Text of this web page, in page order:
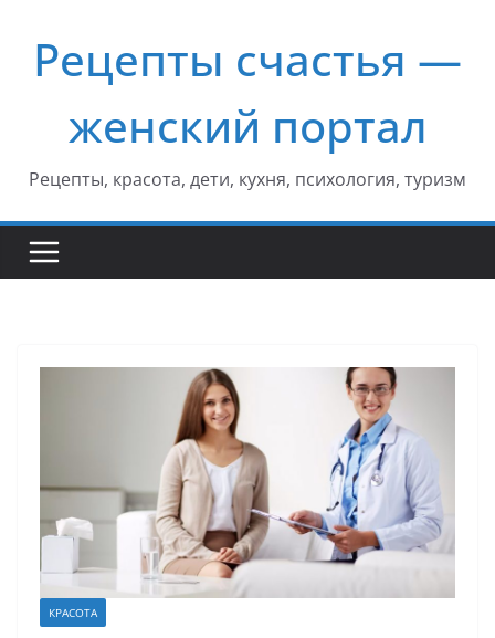
содержимому
Рецепты счастья —
женский портал
Рецепты, красота, дети, кухня, психология, туризм
КРАСОТА